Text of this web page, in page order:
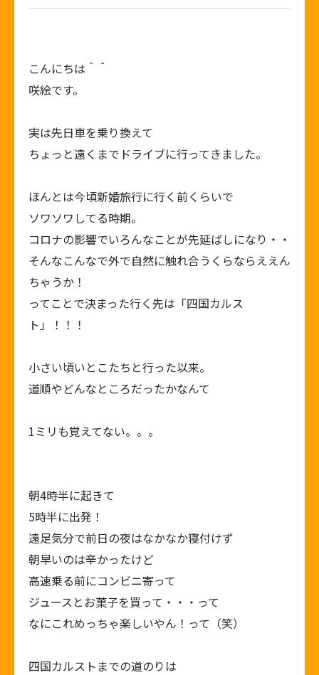
こんにちは＾＾
咲絵です。
実は先日車を乗り換えて
ちょっと遠くまでドライブに行ってきました。
ほんとは今頃新婚旅行に行く前くらいで
ソワソワしてる時期。
コロナの影響でいろんなことが先延ばしになり・・
そんなこんなで外で自然に触れ合うくらならええん
ちゃうか！
ってことで決まった行く先は「四国カルス
ト」！！！
小さい頃いとこたちと行った以来。
道順やどんなところだったかなんて
1ミリも覚えてない。。。
朝4時半に起きて
5時半に出発！
遠足気分で前日の夜はなかなか寝付けず
朝早いのは辛かったけど
高速乗る前にコンビニ寄って
ジュースとお菓子を買って・・・って
なにこれめっちゃ楽しいやん！って（笑）
四国カルストまでの道のりは